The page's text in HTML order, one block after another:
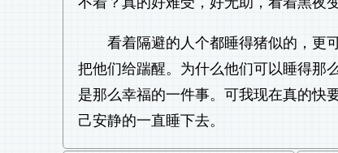
看着隔避的人个都睡得猪似的，更
把他们给踹醒。为什么他们可以睡得那
是那么幸福的一件事。可我现在真的快
己安静的一直睡下去。